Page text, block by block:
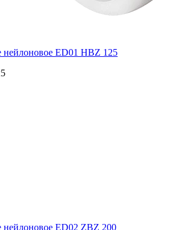
нейлоновое ED01 HBZ 125
нейлоновое ED02 ZBZ 200